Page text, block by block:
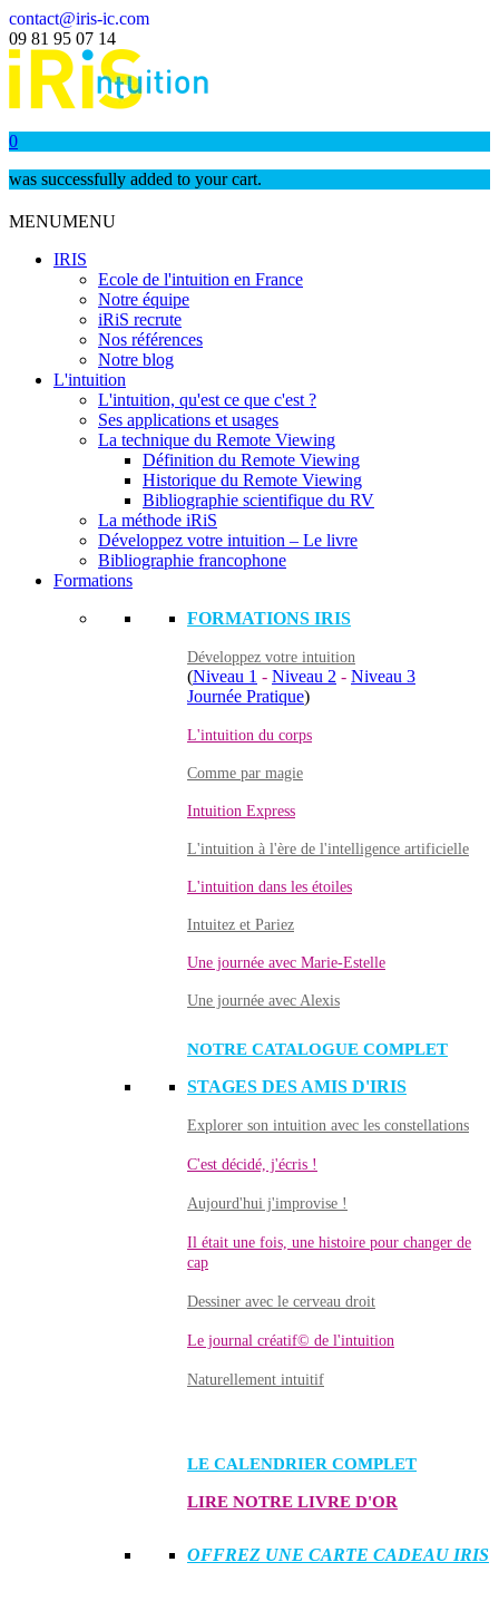
contact@iris-ic.com
09 81 95 07 14
0
was successfully added to your cart.
MENUMENU
IRIS
Ecole de l'intuition en France
Notre équipe
iRiS recrute
Nos références
Notre blog
L'intuition
L'intuition, qu'est ce que c'est ?
Ses applications et usages
La technique du Remote Viewing
Définition du Remote Viewing
Historique du Remote Viewing
Bibliographie scientifique du RV
La méthode iRiS
Développez votre intuition – Le livre
Bibliographie francophone
Formations
FORMATIONS IRIS
Développez votre intuition
(Niveau 1 - Niveau 2 - Niveau 3
Journée Pratique)
L'intuition du corps
Comme par magie
Intuition Express
L'intuition à l'ère de l'intelligence artificielle
L'intuition dans les étoiles
Intuitez et Pariez
Une journée avec Marie-Estelle
Une journée avec Alexis
NOTRE CATALOGUE COMPLET
STAGES DES AMIS D'IRIS
Explorer son intuition avec les constellations
C'est décidé, j'écris !
Aujourd'hui j'improvise !
Il était une fois, une histoire pour changer de
cap
Dessiner avec le cerveau droit
Le journal créatif© de l'intuition
Naturellement intuitif
LE CALENDRIER COMPLET
LIRE NOTRE LIVRE D'OR
OFFREZ UNE CARTE CADEAU IRIS